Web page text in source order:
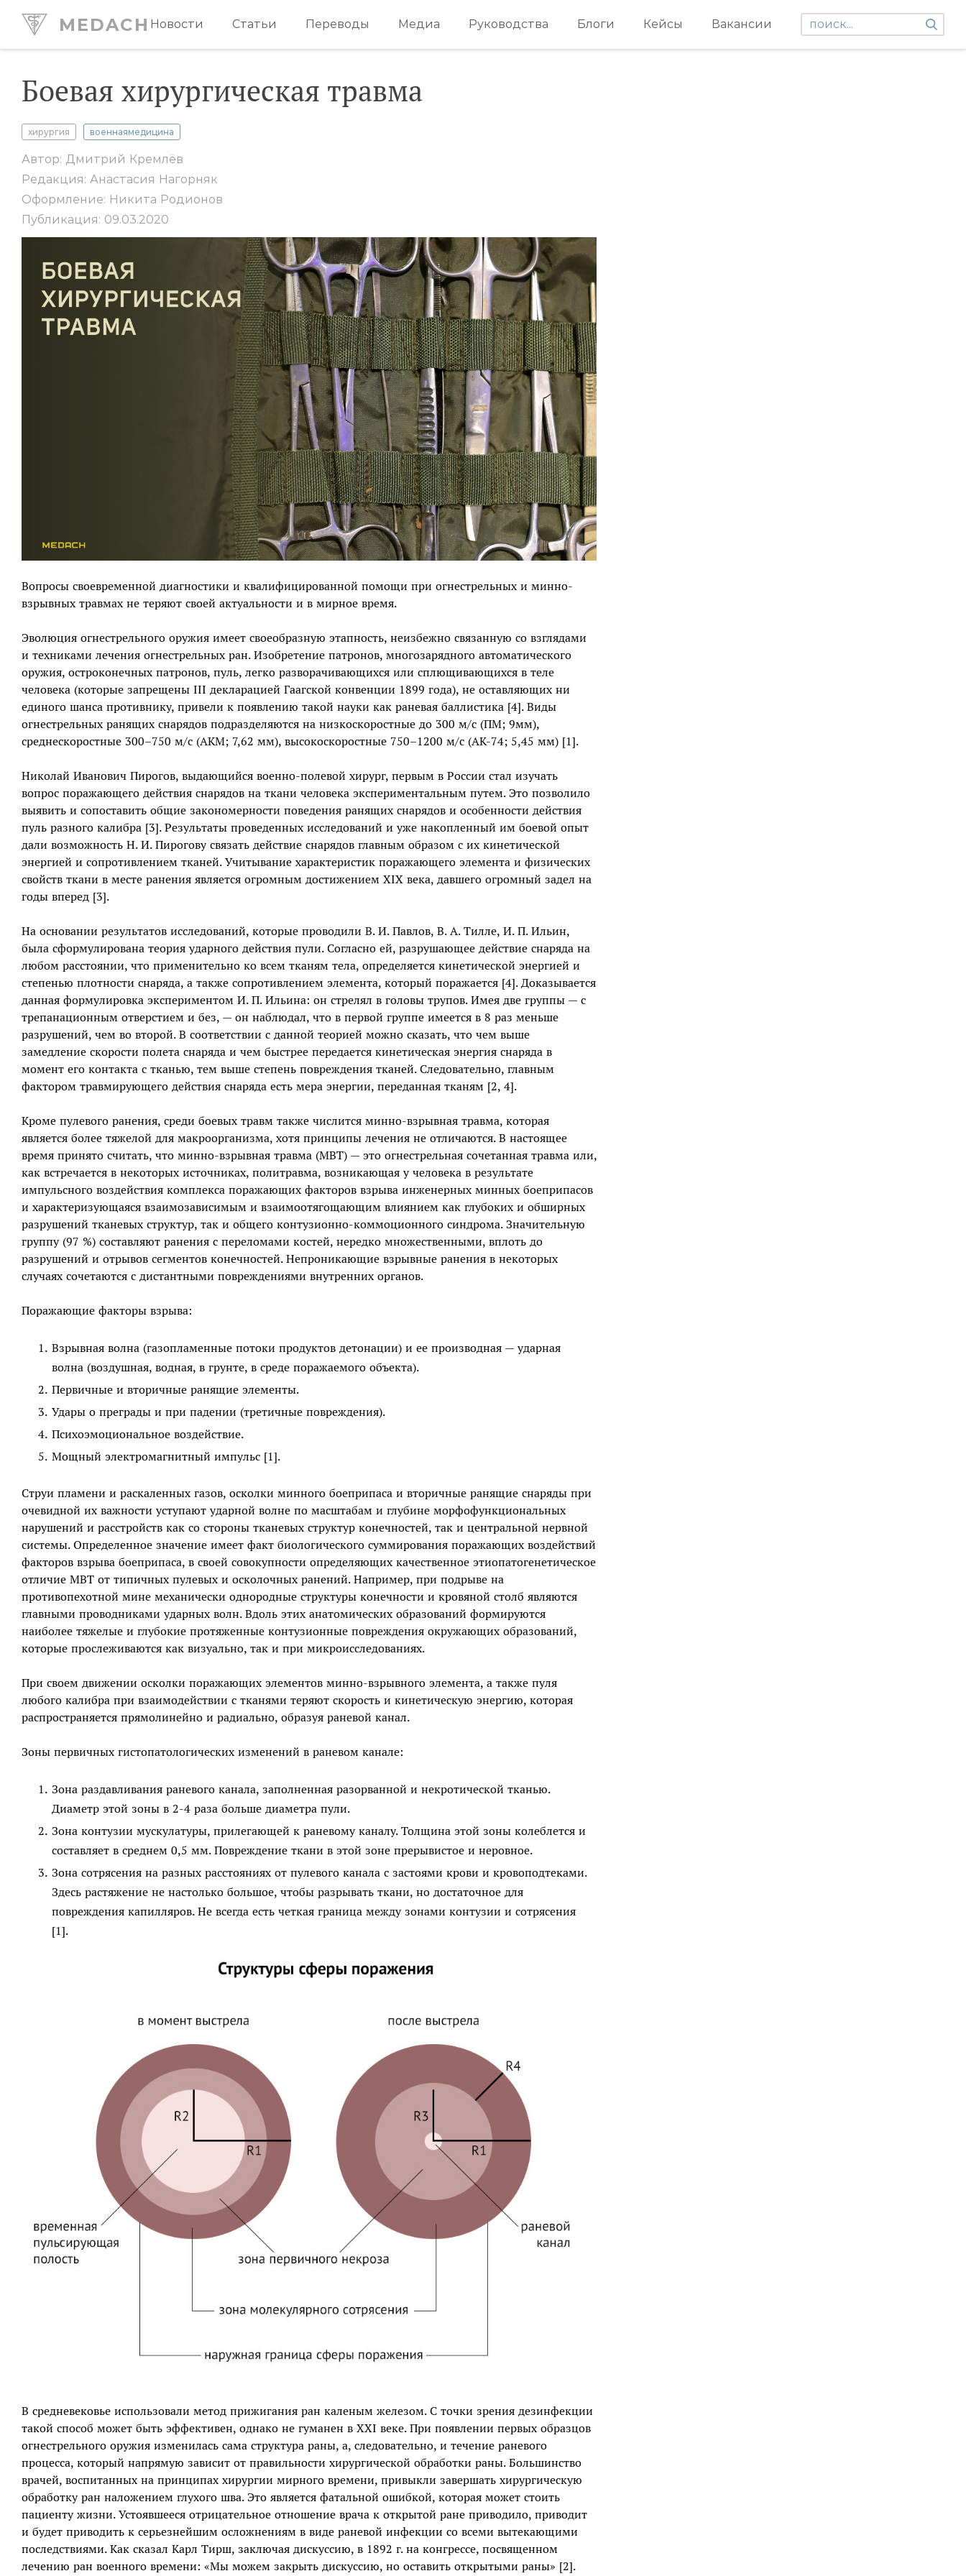
MEDACH Новости Статьи Переводы Медиа Руководства Блоги Кейсы Вакансии
Боевая хирургическая травма
хирургия военнаямедицина
Автор: Дмитрий Кремлёв
Редакция: Анастасия Нагорняк
Оформление: Никита Родионов
Публикация: 09.03.2020
Вопросы своевременной диагностики и квалифицированной помощи при огнестрельных и минно-
взрывных травмах не теряют своей актуальности и в мирное время.
Эволюция огнестрельного оружия имеет своеобразную этапность, неизбежно связанную со взглядами
и техниками лечения огнестрельных ран. Изобретение патронов, многозарядного автоматического
оружия, остроконечных патронов, пуль, легко разворачивающихся или сплющивающихся в теле
человека (которые запрещены III декларацией Гаагской конвенции 1899 года), не оставляющих ни
единого шанса противнику, привели к появлению такой науки как раневая баллистика [4]. Виды
огнестрельных ранящих снарядов подразделяются на низкоскоростные до 300 м/с (ПМ; 9мм),
среднескоростные 300–750 м/с (АКМ; 7,62 мм), высокоскоростные 750–1200 м/с (АК-74; 5,45 мм) [1].
Николай Иванович Пирогов, выдающийся военно-полевой хирург, первым в России стал изучать
вопрос поражающего действия снарядов на ткани человека экспериментальным путем. Это позволило
выявить и сопоставить общие закономерности поведения ранящих снарядов и особенности действия
пуль разного калибра [3]. Результаты проведенных исследований и уже накопленный им боевой опыт
дали возможность Н. И. Пирогову связать действие снарядов главным образом с их кинетической
энергией и сопротивлением тканей. Учитывание характеристик поражающего элемента и физических
свойств ткани в месте ранения является огромным достижением XIX века, давшего огромный задел на
годы вперед [3].
На основании результатов исследований, которые проводили В. И. Павлов, В. А. Тилле, И. П. Ильин,
была сформулирована теория ударного действия пули. Согласно ей, разрушающее действие снаряда на
любом расстоянии, что применительно ко всем тканям тела, определяется кинетической энергией и
степенью плотности снаряда, а также сопротивлением элемента, который поражается [4]. Доказывается
данная формулировка экспериментом И. П. Ильина: он стрелял в головы трупов. Имея две группы — с
трепанационным отверстием и без, — он наблюдал, что в первой группе имеется в 8 раз меньше
разрушений, чем во второй. В соответствии с данной теорией можно сказать, что чем выше
замедление скорости полета снаряда и чем быстрее передается кинетическая энергия снаряда в
момент его контакта с тканью, тем выше степень повреждения тканей. Следовательно, главным
фактором травмирующего действия снаряда есть мера энергии, переданная тканям [2, 4].
Кроме пулевого ранения, среди боевых травм также числится минно-взрывная травма, которая
является более тяжелой для макроорганизма, хотя принципы лечения не отличаются. В настоящее
время принято считать, что минно-взрывная травма (МВТ) — это огнестрельная сочетанная травма или,
как встречается в некоторых источниках, политравма, возникающая у человека в результате
импульсного воздействия комплекса поражающих факторов взрыва инженерных минных боеприпасов
и характеризующаяся взаимозависимым и взаимоотягощающим влиянием как глубоких и обширных
разрушений тканевых структур, так и общего контузионно-коммоционного синдрома. Значительную
группу (97 %) составляют ранения с переломами костей, нередко множественными, вплоть до
разрушений и отрывов сегментов конечностей. Непроникающие взрывные ранения в некоторых
случаях сочетаются с дистантными повреждениями внутренних органов.
Поражающие факторы взрыва:
Взрывная волна (газопламенные потоки продуктов детонации) и ее производная — ударная
волна (воздушная, водная, в грунте, в среде поражаемого объекта).
Первичные и вторичные ранящие элементы.
Удары о преграды и при падении (третичные повреждения).
Психоэмоциональное воздействие.
Мощный электромагнитный импульс [1].
Струи пламени и раскаленных газов, осколки минного боеприпаса и вторичные ранящие снаряды при
очевидной их важности уступают ударной волне по масштабам и глубине морфофункциональных
нарушений и расстройств как со стороны тканевых структур конечностей, так и центральной нервной
системы. Определенное значение имеет факт биологического суммирования поражающих воздействий
факторов взрыва боеприпаса, в своей совокупности определяющих качественное этиопатогенетическое
отличие МВТ от типичных пулевых и осколочных ранений. Например, при подрыве на
противопехотной мине механически однородные структуры конечности и кровяной столб являются
главными проводниками ударных волн. Вдоль этих анатомических образований формируются
наиболее тяжелые и глубокие протяженные контузионные повреждения окружающих образований,
которые прослеживаются как визуально, так и при микроисследованиях.
При своем движении осколки поражающих элементов минно-взрывного элемента, а также пуля
любого калибра при взаимодействии с тканями теряют скорость и кинетическую энергию, которая
распространяется прямолинейно и радиально, образуя раневой канал.
Зоны первичных гистопатологических изменений в раневом канале:
Зона раздавливания раневого канала, заполненная разорванной и некротической тканью.
Диаметр этой зоны в 2-4 раза больше диаметра пули.
Зона контузии мускулатуры, прилегающей к раневому каналу. Толщина этой зоны колеблется и
составляет в среднем 0,5 мм. Повреждение ткани в этой зоне прерывистое и неровное.
Зона сотрясения на разных расстояниях от пулевого канала с застоями крови и кровоподтеками.
Здесь растяжение не настолько большое, чтобы разрывать ткани, но достаточное для
повреждения капилляров. Не всегда есть четкая граница между зонами контузии и сотрясения
[1].
В средневековье использовали метод прижигания ран каленым железом. С точки зрения дезинфекции
такой способ может быть эффективен, однако не гуманен в XXI веке. При появлении первых образцов
огнестрельного оружия изменилась сама структура раны, а, следовательно, и течение раневого
процесса, который напрямую зависит от правильности хирургической обработки раны. Большинство
врачей, воспитанных на принципах хирургии мирного времени, привыкли завершать хирургическую
обработку ран наложением глухого шва. Это является фатальной ошибкой, которая может стоить
пациенту жизни. Устоявшееся отрицательное отношение врача к открытой ране приводило, приводит
и будет приводить к серьезнейшим осложнениям в виде раневой инфекции со всеми вытекающими
последствиями. Как сказал Карл Тирш, заключая дискуссию, в 1892 г. на конгрессе, посвященном
лечению ран военного времени: «Мы можем закрыть дискуссию, но оставить открытыми раны» [2].